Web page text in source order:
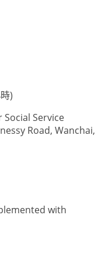
)
Service
Road, Wanchai,
with